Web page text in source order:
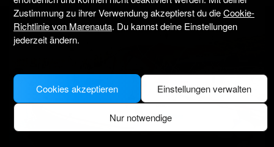
Zustimmung zu ihrer Verwendung akzeptierst du dieCookie-
Richtlinie von Marenauta. Du kannst deine Einstellungen
jederzeit ändern.
Einstellungen verwalten
Nur notwendige
Cookies akzeptieren